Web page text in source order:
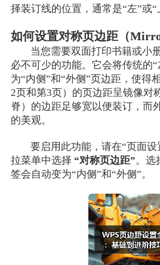
择装订线的位置，通常是“左”或“
如何设置对称页边距（
当您需要双面打印书籍或小
必不可少的功能。它会将传统的
为“内侧”和“外侧”页边距，使得
2页和第3页）的页边距呈镜像对
脊）的边距足够宽以便装订，而
的美观。
要启用此功能，请在“页面
拉菜单中选择 “对称页边距”。选
签会自动变为“内侧”和“外侧”。